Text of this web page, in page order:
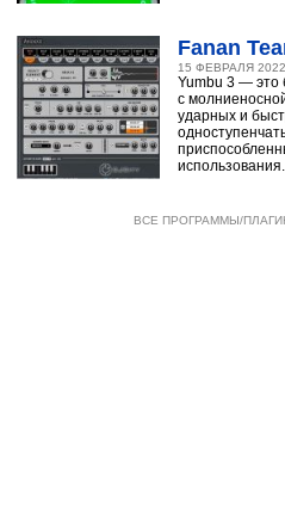
Fanan
15 ФЕВРАЛЯ 2022
Yumbu 3 — это
с
ударных и
ВСЕ ПРОГРАММЫ/